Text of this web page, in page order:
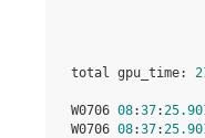
total gpu_time:
W0706 08:37:
W0706 08:37: